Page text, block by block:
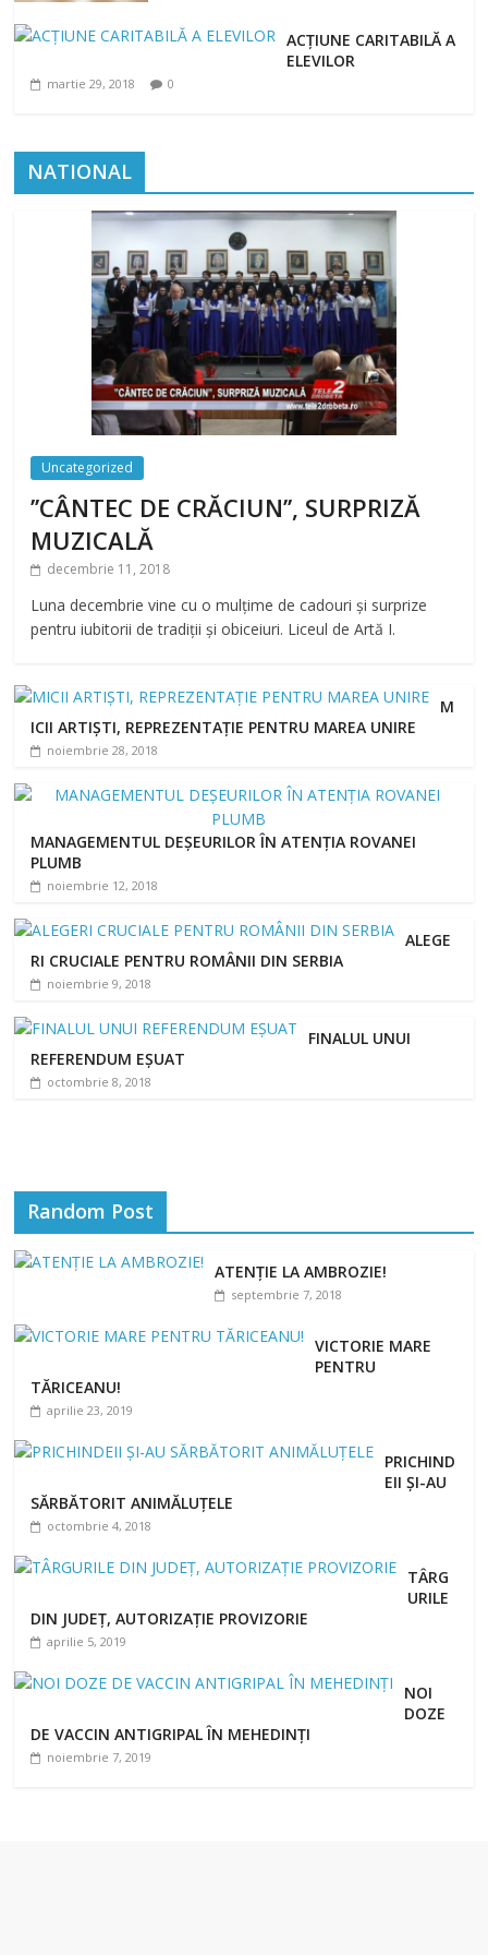
ACȚIUNE CARITABILĂ A
ELEVILOR
martie 29, 2018 0
NATIONAL
Uncategorized
’’CÂNTEC DE CRĂCIUN’’, SURPRIZĂ
MUZICALĂ
decembrie 11, 2018
Luna decembrie vine cu o mulțime de cadouri și surprize
pentru iubitorii de tradiții și obiceiuri. Liceul de Artă I.
M
ICII ARTIȘTI, REPREZENTAȚIE PENTRU MAREA UNIRE
noiembrie 28, 2018
MANAGEMENTUL DEȘEURILOR ÎN ATENȚIA ROVANEI
PLUMB
noiembrie 12, 2018
ALEGE
RI CRUCIALE PENTRU ROMÂNII DIN SERBIA
noiembrie 9, 2018
FINALUL UNUI
REFERENDUM EȘUAT
octombrie 8, 2018
Random Post
ATENȚIE LA AMBROZIE!
septembrie 7, 2018
VICTORIE MARE
PENTRU
TĂRICEANU!
aprilie 23, 2019
PRICHIND
EII ȘI-AU
SĂRBĂTORIT ANIMĂLUȚELE
octombrie 4, 2018
TÂRG
URILE
DIN JUDEȚ, AUTORIZAȚIE PROVIZORIE
aprilie 5, 2019
NOI
DOZE
DE VACCIN ANTIGRIPAL ÎN MEHEDINȚI
noiembrie 7, 2019